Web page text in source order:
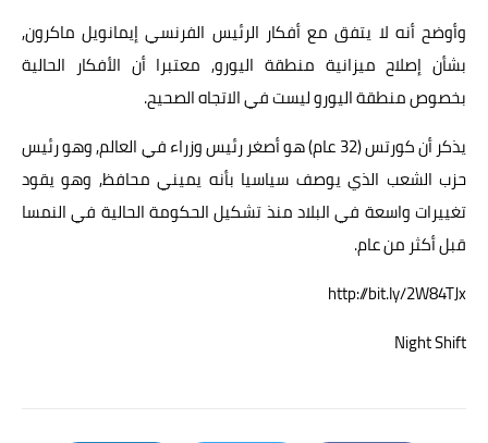
وأوضح أنه لا يتفق مع أفكار الرئيس الفرنسي إيمانويل ماكرون,
بشأن إصلاح ميزانية منطقة اليورو, معتبرا أن الأفكار الحالية
بخصوص منطقة اليورو ليست في الاتجاه الصحيح.
يذكر أن كورتس (32 عام) هو أصغر رئيس وزراء في العالم, وهو رئيس
حزب الشعب الذي يوصف سياسيا بأنه يميني محافظ, وهو يقود
تغييرات واسعة في البلاد منذ تشكيل الحكومة الحالية في النمسا
قبل أكثر من عام.
http://bit.ly/2W84TJx
Night Shift